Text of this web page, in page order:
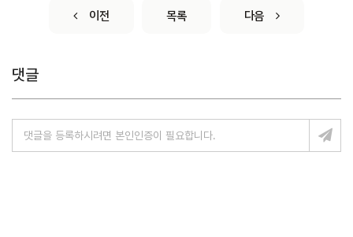
이전 목록 다음
댓글